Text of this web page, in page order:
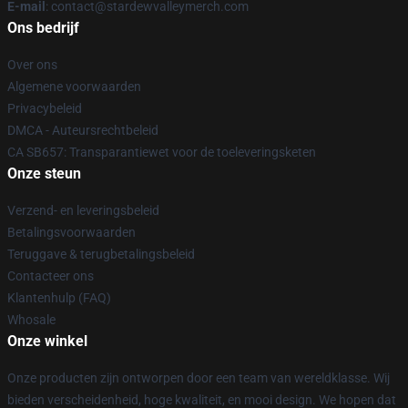
E-mail : contact@stardewvalleymerch.com
Ons bedrijf
Over ons
Algemene voorwaarden
Privacybeleid
DMCA - Auteursrechtbeleid
CA SB657: Transparantiewet voor de toeleveringsketen
Onze steun
Verzend- en leveringsbeleid
Betalingsvoorwaarden
Teruggave & terugbetalingsbeleid
Contacteer ons
Klantenhulp (FAQ)
Whosale
Onze winkel
Onze producten zijn ontworpen door een team van wereldklasse. Wij
bieden verscheidenheid, hoge kwaliteit, en mooi design. We hopen dat